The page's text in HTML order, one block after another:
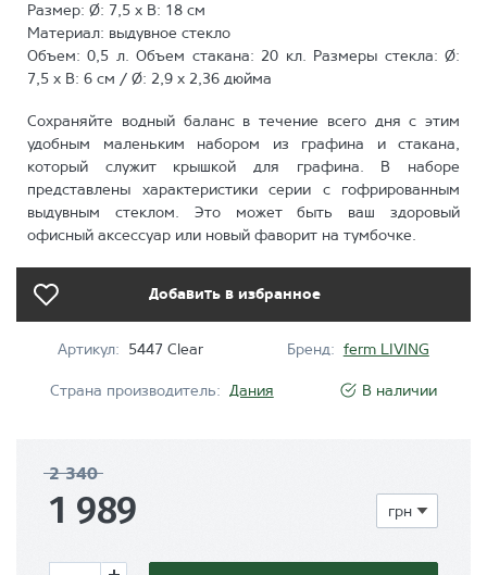
Размер: Ø: 7,5 x В: 18 см
Материал: выдувное стекло
Объем: 0,5 л. Объем стакана: 20 кл. Размеры стекла: Ø:
7,5 x В: 6 см / Ø: 2,9 x 2,36 дюйма
Сохраняйте водный баланс в течение всего дня с этим
удобным маленьким набором из графина и стакана,
который служит крышкой для графина. В наборе
представлены характеристики серии с гофрированным
выдувным стеклом. Это может быть ваш здоровый
офисный аксессуар или новый фаворит на тумбочке.
Добавить в избранное
Артикул: 5447 Clear Бренд: ferm LIVING
Страна производитель: Дания В наличии
2 340
1 989